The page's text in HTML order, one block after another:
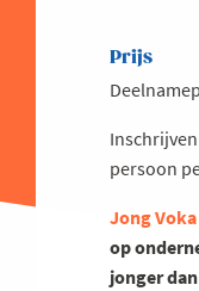
Prijs
persoon
Jong Voka
op
jonger